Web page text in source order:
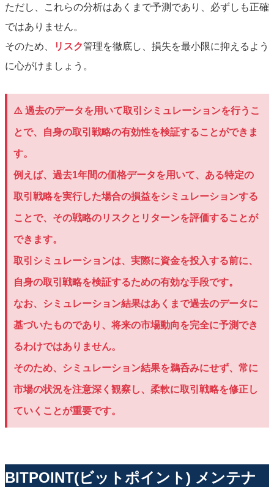
ただし、これらの分析はあくまで予測であり、必ずしも正確
ではありません。
そのため、
リスク管理を徹底し、損失を最小限に抑えるよう
に心がけましょう。
⚠️ 過去のデータを用いて取引シミュレーションを行うこ
とで、自身の取引戦略の有効性を検証することができま
す。
例えば、過去1年間の価格データを用いて、ある特定の
取引戦略を実行した場合の損益をシミュレーションする
ことで、その戦略のリスクとリターンを評価することが
できます。
取引シミュレーションは、実際に資金を投入する前に、
自身の取引戦略を検証するための有効な手段です。
なお、シミュレーション結果はあくまで過去のデータに
基づいたものであり、将来の市場動向を完全に予測でき
るわけではありません。
そのため、シミュレーション結果を鵜呑みにせず、常に
市場の状況を注意深く観察し、柔軟に取引戦略を修正し
ていくことが重要です。
BITPOINT(ビットポイント) メンテナ